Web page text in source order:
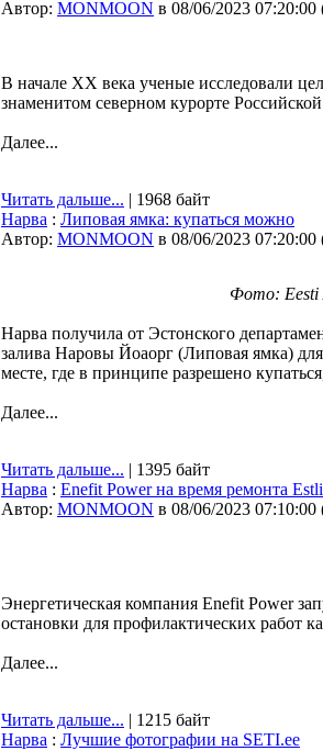
Автор: MONMOON в 08/06/2023 07:20:00
В начале XX века ученые исследовали
знаменитом северном курорте
Далее...
Читать дальше... | 1968 байт
Нарва : Липовая ямка: купаться можно
Автор: MONMOON в 08/06/2023 07:20:00
Фото: Eesti
Нарва получила от Эстонского
залива Наровы Йоаорг (Липовая ямка)
месте, где в принципе разрешено
Далее...
Читать дальше... | 1395 байт
Нарва : Enefit Power на время ремонта
Автор: MONMOON в 08/06/2023 07:10:00
Энергетическая компания Enefit Power
остановки для профилактических работ
Далее...
Читать дальше... | 1215 байт
Нарва : Лучшие фотографии на SETI.ee